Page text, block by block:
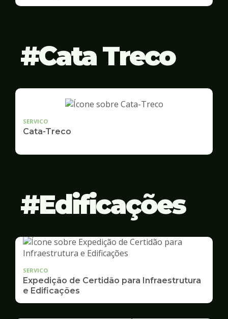
Cata Treco
SERVICO
Cata-Treco
Edificações
SERVICO
Expedição de Certidão para Infraestrutura
e Edificações